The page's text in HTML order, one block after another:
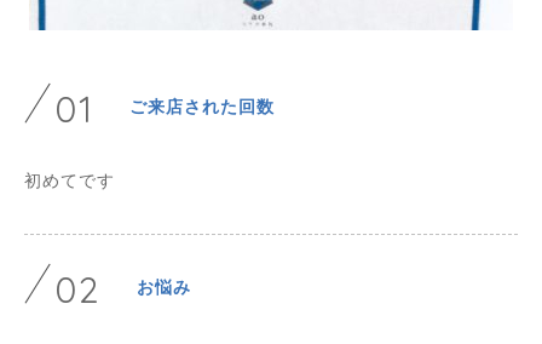
01 ご来店された回数
初めてです
02 お悩み